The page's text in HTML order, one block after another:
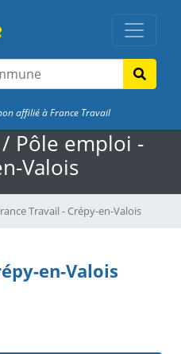
affilié à France Travail
Pôle emploi -
Valois
Travail - Crépy-en-Valois
en-Valois